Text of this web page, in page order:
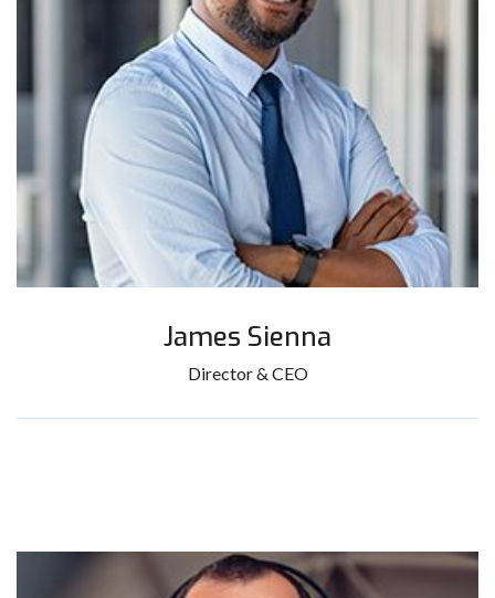
James Sienna
Director & CEO